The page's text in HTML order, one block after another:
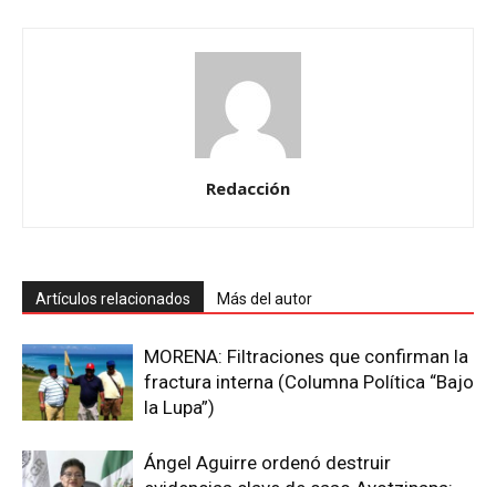
Redacción
Artículos relacionados Más del autor
MORENA: Filtraciones que confirman la
fractura interna (Columna Política “Bajo
la Lupa”)
Ángel Aguirre ordenó destruir